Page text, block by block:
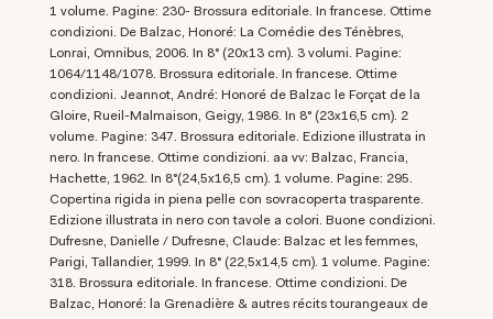
1 volume. Pagine: 230- Brossura editoriale. In francese. Ottime
condizioni. De Balzac, Honoré: La Comédie des Ténèbres,
Lonrai, Omnibus, 2006. In 8° (20x13 cm). 3 volumi. Pagine:
1064/1148/1078. Brossura editoriale. In francese. Ottime
condizioni. Jeannot, André: Honoré de Balzac le Forçat de la
Gloire, Rueil-Malmaison, Geigy, 1986. In 8° (23x16,5 cm). 2
volume. Pagine: 347. Brossura editoriale. Edizione illustrata in
nero. In francese. Ottime condizioni. aa vv: Balzac, Francia,
Hachette, 1962. In 8°(24,5x16,5 cm). 1 volume. Pagine: 295.
Copertina rigida in piena pelle con sovracoperta trasparente.
Edizione illustrata in nero con tavole a colori. Buone condizioni.
Dufresne, Danielle / Dufresne, Claude: Balzac et les femmes,
Parigi, Tallandier, 1999. In 8° (22,5x14,5 cm). 1 volume. Pagine:
318. Brossura editoriale. In francese. Ottime condizioni. De
Balzac, Honoré: la Grenadière & autres récits tourangeaux de